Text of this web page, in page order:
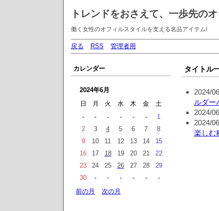
トレンドをおさえて、一歩先の
働く女性のオフィルスタイルを支える名品アイテム!
戻る RSS 管理者用
タイトル
2024/
ルダー
2024/
2024/
楽しむ
カレンダー
2024年6月
日
月 火 水 木 金
土
-
- - - - -
1
2
3 4 5 6 7
8
9
10 11 12 13 14
15
16
17 18 19 20 21
22
23
24 25 26 27 28
29
30
- - - - -
-
前の月
次の月